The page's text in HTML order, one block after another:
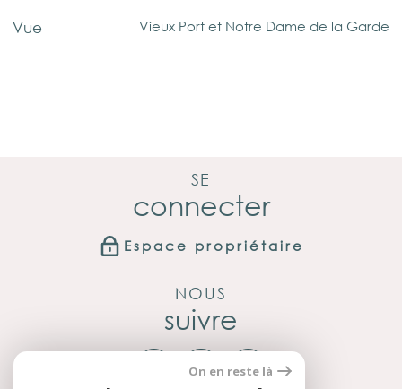
Vue Vieux Port et Notre Dame de la Garde
SE
connecter
Espace propriétaire
NOUS
suivre
On en reste là